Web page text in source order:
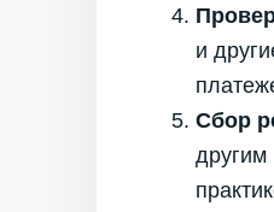
и
Сбор
другим